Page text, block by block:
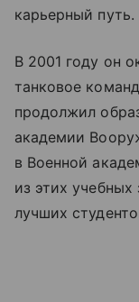
карьерный путь.
В 2001 году он
танковое
продолжил
академии
в Военной
из этих учебных
лучших